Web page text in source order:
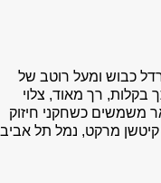
כבוש ומעל רוטב של
בקלות, רך מאוד, צלוי
משמשים כשחקני חיזוק
מרקט, נמל תל אביב